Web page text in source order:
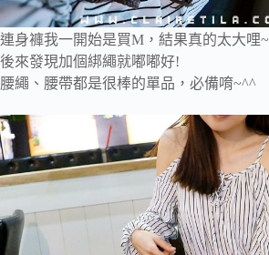
連身褲我一開始是買M，結果真的太大哩~
後來發現加個綁繩就嘟嘟好!
腰繩、腰帶都是很棒的單品，必備唷~^^